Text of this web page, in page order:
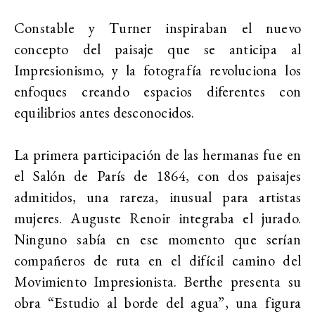
Constable y Turner inspiraban el nuevo
concepto del paisaje que se anticipa al
Impresionismo, y la fotografía revoluciona los
enfoques creando espacios diferentes con
equilibrios antes desconocidos.
La primera participación de las hermanas fue en
el Salón de París de 1864, con dos paisajes
admitidos, una rareza, inusual para artistas
mujeres. Auguste Renoir integraba el jurado.
Ninguno sabía en ese momento que serían
compañeros de ruta en el difícil camino del
Movimiento Impresionista. Berthe presenta su
obra “Estudio al borde del agua”, una figura